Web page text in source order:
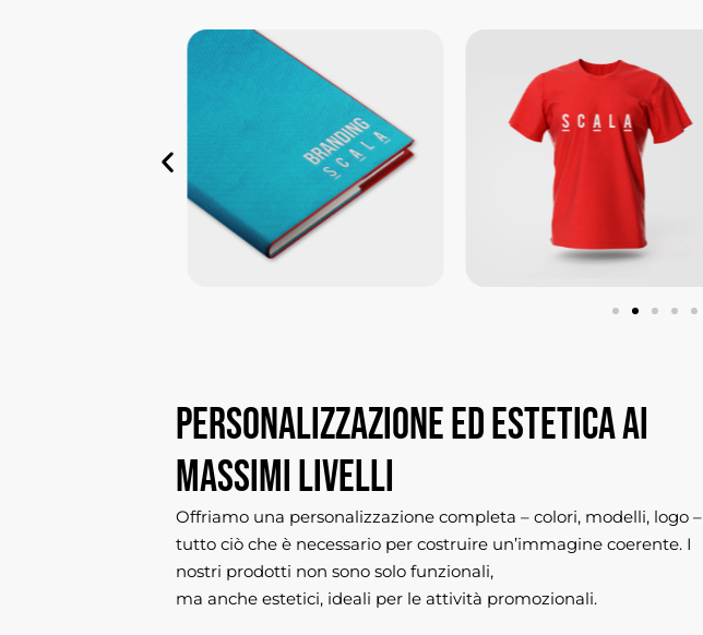
Personalizzazioneedesteticaai
massimilivelli
Offriamo una personalizzazione completa – colori, modelli, logo –
tutto ciò che è necessario per costruire un’immagine coerente. I
nostri prodotti non sono solo funzionali,
ma anche estetici, ideali per le attività promozionali.